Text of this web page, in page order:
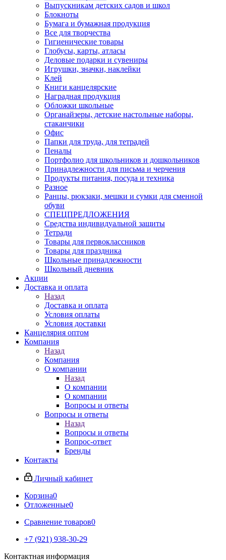
Выпускникам детских садов и школ
Блокноты
Бумага и бумажная продукция
Все для творчества
Гигиенические товары
Глобусы, карты, атласы
Деловые подарки и сувениры
Игрушки, значки, наклейки
Клей
Книги канцелярские
Наградная продукция
Обложки школьные
Органайзеры, детские настольные наборы,
стаканчики
Офис
Папки для труда, для тетрадей
Пеналы
Портфолио для школьников и дошкольников
Принадлежности для письма и черчения
Продукты питания, посуда и техника
Разное
Ранцы, рюкзаки, мешки и сумки для сменной
обуви
СПЕЦПРЕДЛОЖЕНИЯ
Средства индивидуальной защиты
Тетради
Товары для первоклассников
Товары для праздника
Школьные принадлежности
Школьный дневник
Акции
Доставка и оплата
Назад
Доставка и оплата
Условия оплаты
Условия доставки
Канцелярия оптом
Компания
Назад
Компания
О компании
Назад
О компании
О компании
Вопросы и ответы
Вопросы и ответы
Назад
Вопросы и ответы
Вопрос-ответ
Бренды
Контакты
Личный кабинет
Корзина0
Отложенные0
Сравнение товаров0
+7 (921) 938-30-29
Контактная информация